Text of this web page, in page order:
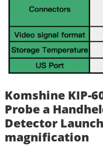
Komshine KIP-
Probe a
Detector
magnification